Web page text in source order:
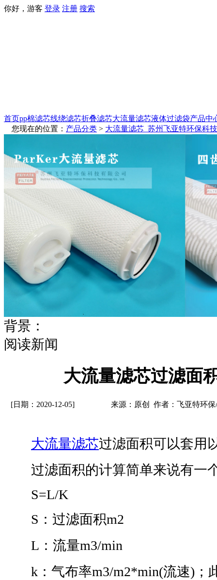
你好，游客 登录 注册 搜索
首页pp棉滤芯线绕滤芯折叠滤芯大流量滤芯液体过滤袋产品中
您现在的位置： 产品分类 > 大流量滤芯_苏州飞亚特环保科
背景：
阅读新闻
大流量滤芯过滤面
[日期：2020-12-05] 来源：原创 作者：飞亚特环保
大流量滤芯过滤面积可以套用
过滤面积的计算简单来说有一
S=L/K
S：过滤面积m2
L：流量m3/min
k：气布率m3/m2*min(流速)；